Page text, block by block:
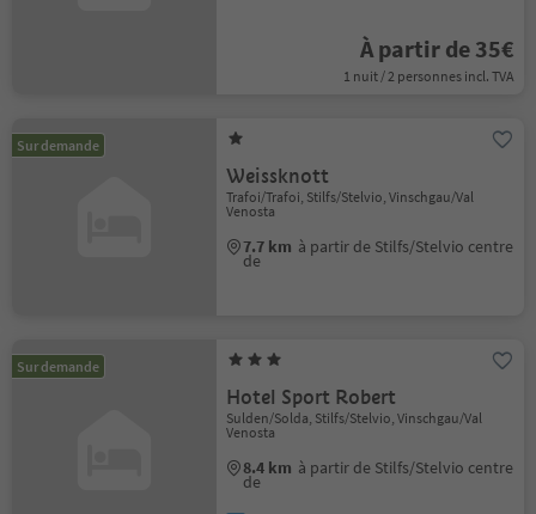
À partir de 35€
1 nuit / 2 personnes incl. TVA
Sur demande
Weissknott
Trafoi/Trafoi, Stilfs/Stelvio, Vinschgau/Val
Venosta
7.7 km à partir de Stilfs/Stelvio centre
de
Sur demande
Hotel Sport Robert
Sulden/Solda, Stilfs/Stelvio, Vinschgau/Val
Venosta
8.4 km à partir de Stilfs/Stelvio centre
de